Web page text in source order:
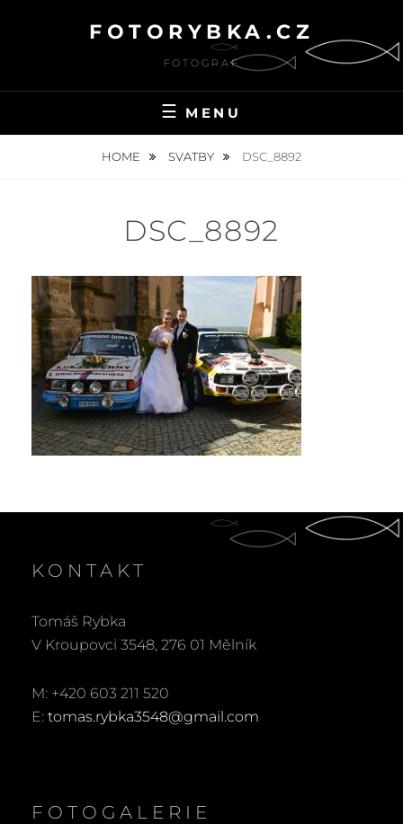
FOTORYBKA.CZ
FOTOGRAF
MENU
HOME SVATBY DSC_8892
DSC_8892
KONTAKT
Tomáš Rybka
V Kroupovci 3548, 276 01 Mělník
M: +420 603 211 520
E: tomas.rybka3548@gmail.com
FOTOGALERIE